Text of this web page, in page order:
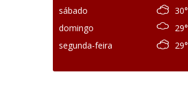
sábado
30°
domingo
29°
segunda-feira
29°